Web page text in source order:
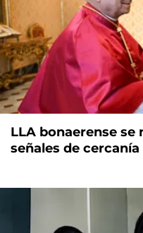
LLA bonaerense se
señales de